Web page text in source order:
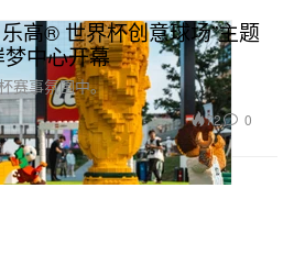
高® 世界杯创意球场”主题
中心开幕
赛事氛围中。
72 0